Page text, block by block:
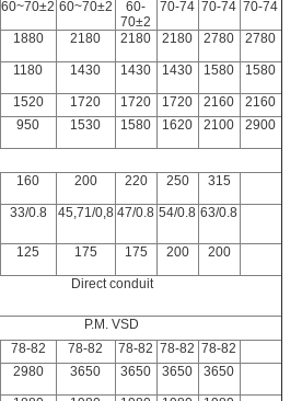
60~70±2 60~70±2
60-
70±2
70-74 70-74 70-74
1880 2180 2180 2180 2780 2780
1180 1430 1430 1430 1580 1580
1520 1720 1720 1720 2160
2160
950 1530 1580 1620 2100 2900
160 200 220 250 315
33/0.8 45,71/0,8 47/0.8 54/0.8 63/0.8
125 175 175 200 200
Direct conduit
P.M.VSD
78-82 78-82 78-82 78-82 78-82
2980 3650 3650 3650 3650